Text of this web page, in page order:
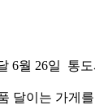
월 26일 통
달이는 가게